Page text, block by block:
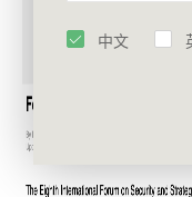
中文